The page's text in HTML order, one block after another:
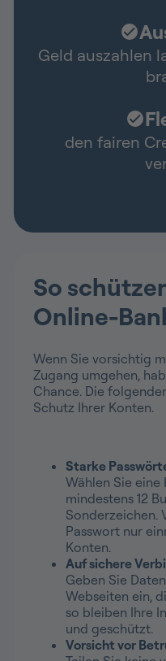
Geld auszahlen
den fairen
So
Online-
Wenn Sie vorsichtig
Zugang umgehen,
Chance. Die
Schutz Ihrer Konten.
Starke
Wählen Sie
mindestens 12
Sonderzeichen.
Passwort nur
Konten.
Auf sichere
Geben Sie
Webseiten ein,
so bleiben Ihre
und geschützt.
Vorsicht vor